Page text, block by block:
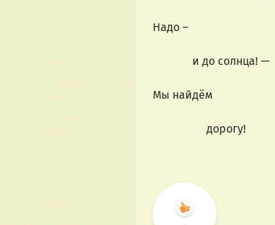
Надо –
и до солнца! —
Мы найдём
дорогу!